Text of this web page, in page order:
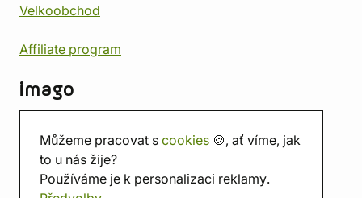
Můžeme pracovat s cookies 🍪, ať víme, jak
to u nás žije?
Používáme je k personalizaci reklamy.
Velkoobchod
Affiliate program
imago
Prodejna
Herna
O nás